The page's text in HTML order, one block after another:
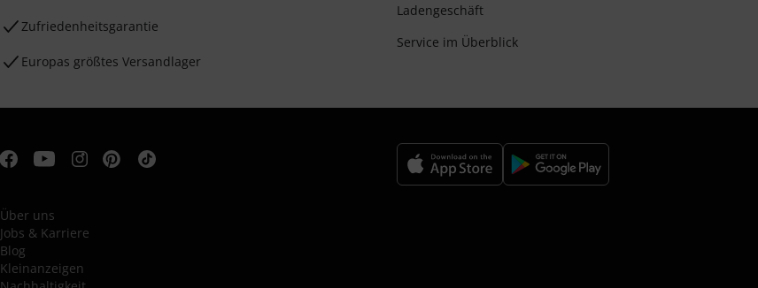
Zufriedenheitsgarantie
Europas größtes Versandlager
Ladengeschäft
Service im Überblick
Über uns
Jobs & Karriere
Blog
Kleinanzeigen